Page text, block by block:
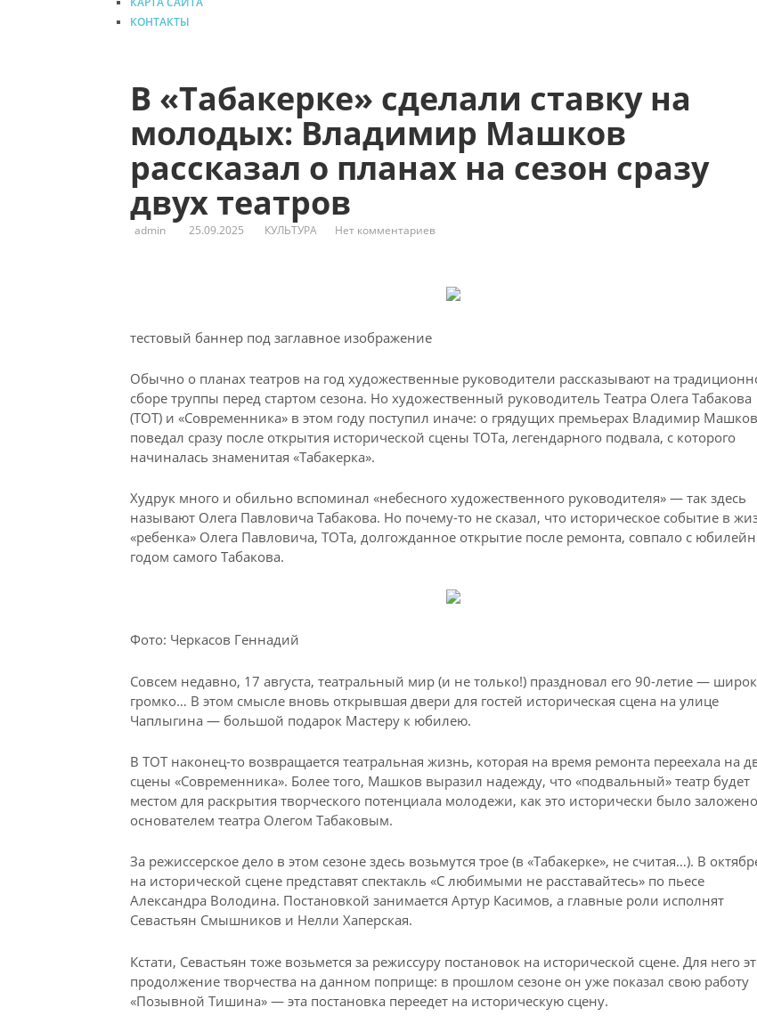
КОНТАКТЫ
В «Табакерке» сделали ставку на
молодых: Владимир Машков
рассказал о планах на сезон сразу
двух театров
admin 25.09.2025 КУЛЬТУРА Нет комментариев
тестовый баннер под заглавное изображение
Обычно о планах театров на год художественные руководители рассказывают на
сборе труппы перед стартом сезона. Но художественный руководитель Театра Олега Табакова
(ТОТ) и «Современника» в этом году поступил иначе: о грядущих премьерах Владимир Машков
поведал сразу после открытия исторической сцены ТОТа, легендарного подвала, с которого
начиналась знаменитая «Табакерка».
Худрук много и обильно вспоминал «небесного художественного руководителя» — так здесь
называют Олега Павловича Табакова. Но почему-то не сказал, что историческое событие в
«ребенка» Олега Павловича, ТОТа, долгожданное открытие после ремонта, совпало с
годом самого Табакова.
Фото: Черкасов Геннадий
Совсем недавно, 17 августа, театральный мир (и не только!) праздновал его 90-летие —
громко… В этом смысле вновь открывшая двери для гостей историческая сцена на улице
Чаплыгина — большой подарок Мастеру к юбилею.
В ТОТ наконец-то возвращается театральная жизнь, которая на время ремонта переехала на
сцены «Современника». Более того, Машков выразил надежду, что «подвальный» театр будет
местом для раскрытия творческого потенциала молодежи, как это исторически было заложено
основателем театра Олегом Табаковым.
За режиссерское дело в этом сезоне здесь возьмутся трое (в «Табакерке», не считая…). В
на исторической сцене представят спектакль «С любимыми не расставайтесь» по пьесе
Александра Володина. Постановкой занимается Артур Касимов, а главные роли исполнят
Севастьян Смышников и Нелли Хаперская.
Кстати, Севастьян тоже возьмется за режиссуру постановок на исторической сцене. Для него
продолжение творчества на данном поприще: в прошлом сезоне он уже показал свою работу
«Позывной Тишина» — эта постановка переедет на историческую сцену.